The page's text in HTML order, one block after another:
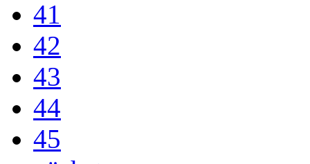
41
42
43
44
45